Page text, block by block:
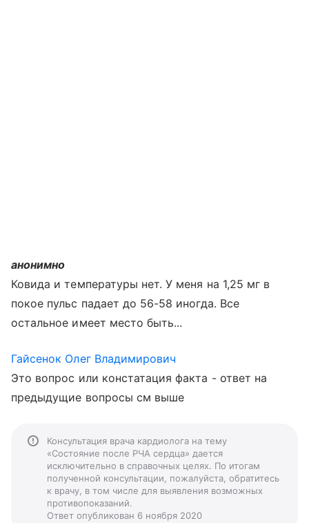
анонимно
Ковида и температуры нет. У меня на 1,25 мг в
покое пульс падает до 56-58 иногда. Все
остальное имеет место быть...
Гайсенок Олег Владимирович
Это вопрос или констатация факта - ответ на
предыдущие вопросы см выше
Консультация врача кардиолога на тему
«Состояние после РЧА сердца» дается
исключительно в справочных целях. По итогам
полученной консультации, пожалуйста, обратитесь
к врачу, в том числе для выявления возможных
противопоказаний.
Ответ опубликован 6 ноября 2020